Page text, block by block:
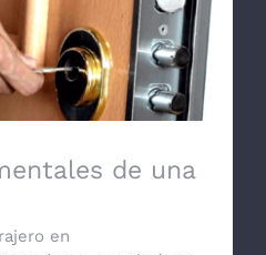
de una cerradura
de una
en